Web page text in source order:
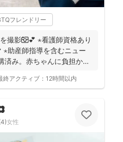
フレンドリー
撮影📷💕 ⋆看護師資格あり
⋆助産師指導を含むニュー
済み。赤ちゃんに負担かけ
終アクティブ： 12時間以内
4)女性